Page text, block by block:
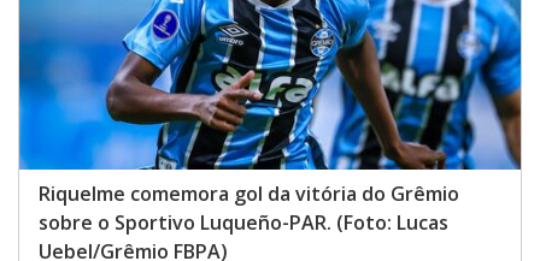
Riquelme comemora gol da vitória do Grêmio
sobre o Sportivo Luqueño-PAR. (Foto: Lucas
Uebel/Grêmio FBPA)